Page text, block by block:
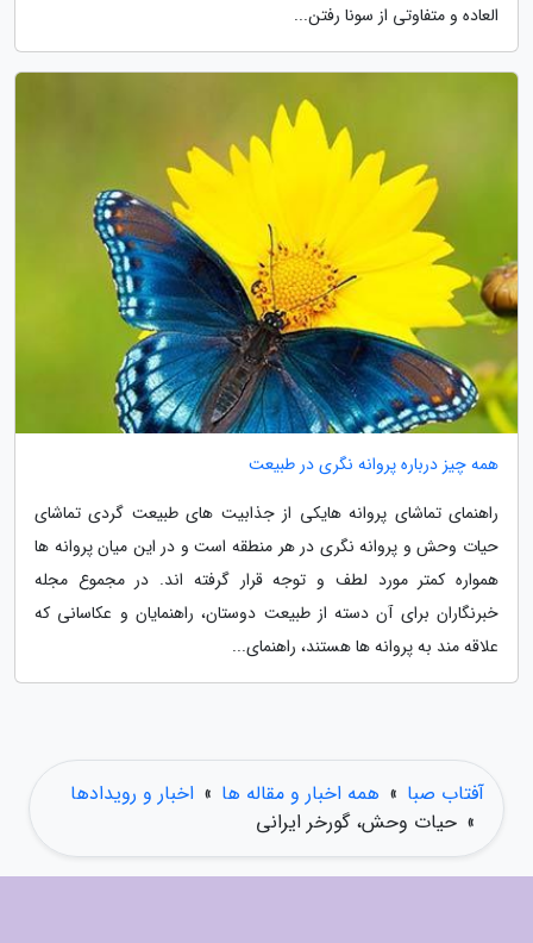
العاده و متفاوتی از سونا رفتن...
همه چیز درباره پروانه نگری در طبیعت
راهنمای تماشای پروانه هایکی از جذابیت های طبیعت گردی تماشای
حیات وحش و پروانه نگری در هر منطقه است و در این میان پروانه ها
همواره کمتر مورد لطف و توجه قرار گرفته اند. در مجموع مجله
خبرنگاران برای آن دسته از طبیعت دوستان، راهنمایان و عکاسانی که
علاقه مند به پروانه ها هستند، راهنمای...
آفتاب صبا » همه اخبار و مقاله ها » اخبار و رویدادها
» حیات وحش، گورخر ایرانی